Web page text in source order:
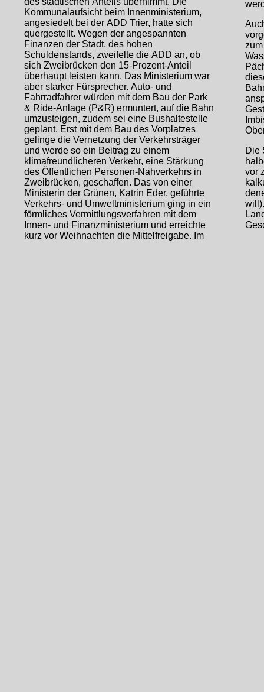
Kommunalaufsicht beim Innenministerium,
angesiedelt bei der ADD Trier, hatte sich
quergestellt. Wegen der angespannten
Finanzen der Stadt, des hohen
Schuldenstands, zweifelte die ADD an, ob
sich Zweibrücken den 15-Prozent-Anteil
überhaupt leisten kann. Das Ministerium war
aber starker Fürsprecher. Auto- und
Fahrradfahrer würden mit dem Bau der Park
& Ride-Anlage (P&R) ermuntert, auf die Bahn
umzusteigen, zudem sei eine Bushaltestelle
geplant. Erst mit dem Bau des Vorplatzes
gelinge die Vernetzung der Verkehrsträger
und werde so ein Beitrag zu einem
klimafreundlicheren Verkehr, eine Stärkung
des Öffentlichen Personen-Nahverkehrs in
Zweibrücken, geschaffen. Das von einer
Ministerin der Grünen, Katrin Eder, geführte
Verkehrs- und Umweltministerium ging in ein
förmliches Vermittlungsverfahren mit dem
Innen- und Finanzministerium und erreichte
kurz vor Weihnachten die Mittelfreigabe. Im
Die
vor